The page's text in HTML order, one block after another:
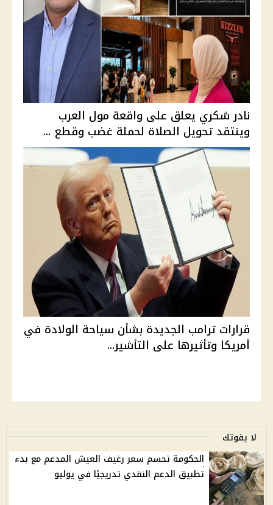
نادر شكري يعلق على واقعة مول العرب
وينتقد تحويل الصلاة لحملة غضب وقطع ...
قرارات ترامب الجديدة بشأن سياحة الولادة في
أمريكا وتأثيرها على التأشير...
لا يفوتك
الحكومة تحسم سعر رغيف العيش المدعم مع بدء
تطبيق الدعم النقدي تدريجيًا في يوليو